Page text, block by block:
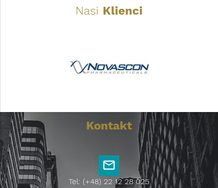
Nasi Klienci
Kontakt
Tel: (+48) 22 12 28 025